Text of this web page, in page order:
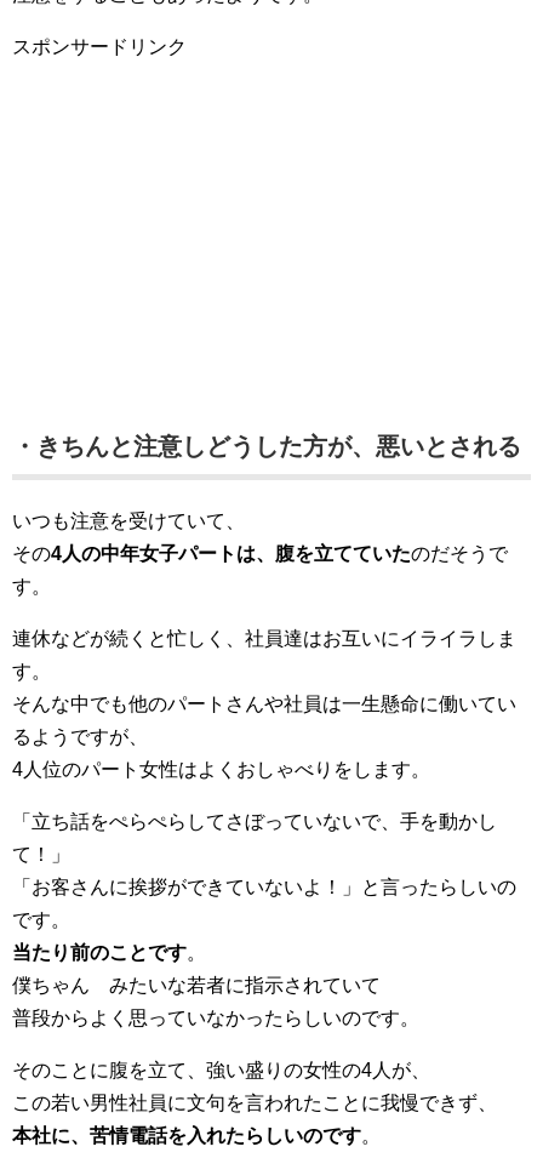
スポンサードリンク
・きちんと注意しどうした方が、悪いとされる
いつも注意を受けていて、
その4人の中年女子パートは、腹を立てていたのだそうで
す。
連休などが続くと忙しく、社員達はお互いにイライラしま
す。
そんな中でも他のパートさんや社員は一生懸命に働いてい
るようですが、
4人位のパート女性はよくおしゃべりをします。
「立ち話をぺらぺらしてさぼっていないで、手を動かし
て！」
「お客さんに挨拶ができていないよ！」と言ったらしいの
です。
当たり前のことです。
僕ちゃん みたいな若者に指示されていて
普段からよく思っていなかったらしいのです。
そのことに腹を立て、強い盛りの女性の4人が、
この若い男性社員に文句を言われたことに我慢できず、
本社に、苦情電話を入れたらしいのです。